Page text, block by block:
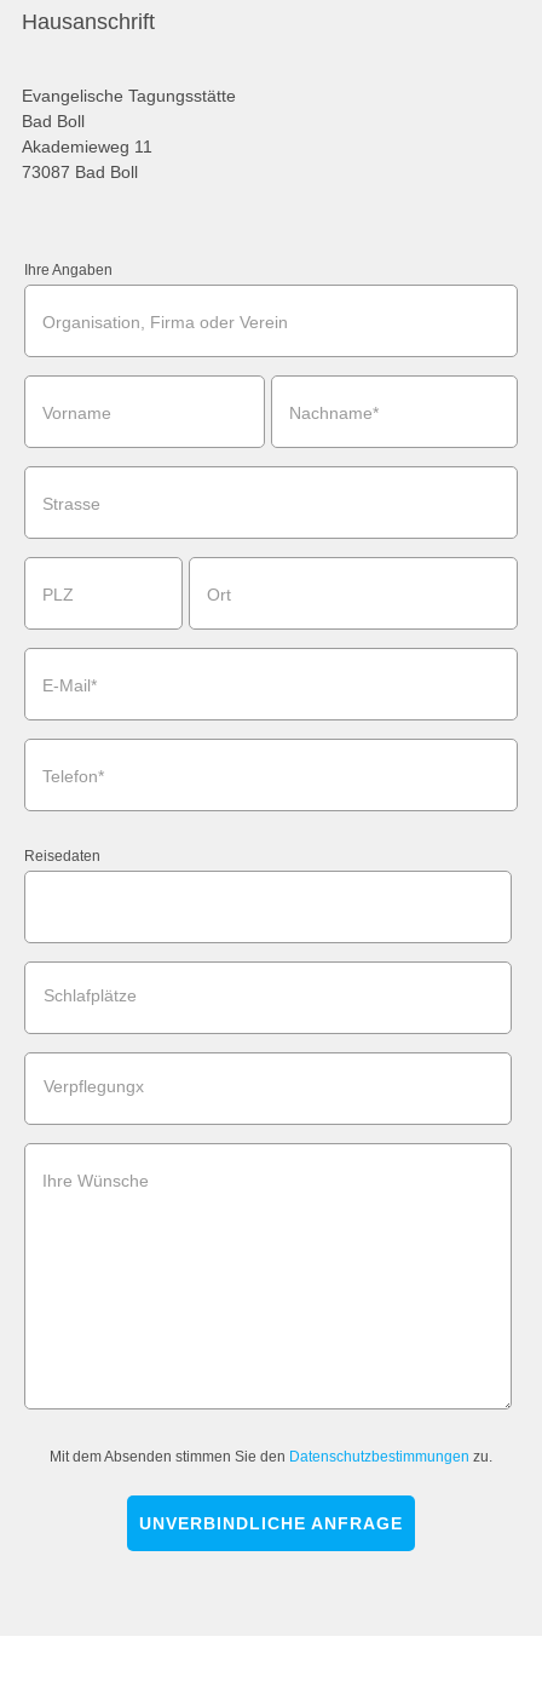
Hausanschrift
Evangelische Tagungsstätte
Bad Boll
Akademieweg 11
73087 Bad Boll
Ihre Angaben
Organisation, Firma oder Verein
Vorname Nachname*
Strasse
PLZ Ort
E-Mail*
Telefon*
Reisedaten
Schlafplätze
Verpflegungx
Ihre Wünsche
Mit dem Absenden stimmen Sie den Datenschutzbestimmungen zu.
UNVERBINDLICHE ANFRAGE